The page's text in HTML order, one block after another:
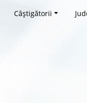
Câștigătorii